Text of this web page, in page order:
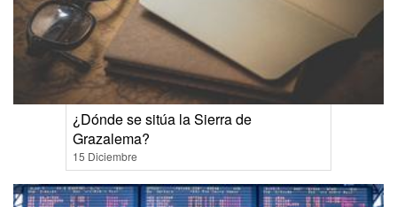
¿Dónde se sitúa la Sierra de
Grazalema?
15 Diciembre